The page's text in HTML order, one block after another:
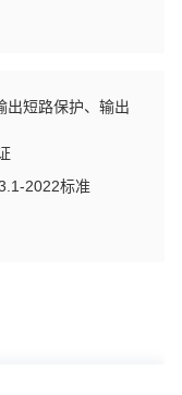
出短路保护、输出
2022标准